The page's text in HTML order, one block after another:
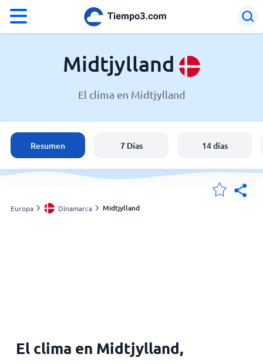
El clima en Midtjylland
Dinamarca
España
Argentina
Midtjylland
El clima en Midtjylland
Resumen 7 Días 14 días
Europa Dinamarca Midtjylland
El clima en Midtjylland,